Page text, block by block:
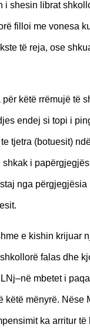
i shesin librat
filloi me vonesa
të reja, ose
këtë rrëmujë të
endej si topi i
tjetra (botuesit)
shkak i
nga
e kishin krijuar
falas dhe
mbetet i
këtë mënyrë. Nëse
ka arritur